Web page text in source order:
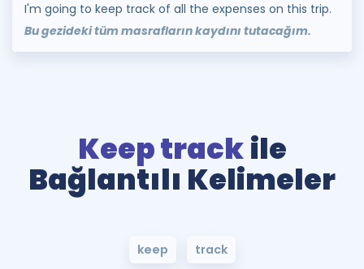
I'm going to keep track of all the expenses on this trip.
Bu gezideki tüm masrafların kaydını tutacağım.
Keep trackile
Bağlantılı Kelimeler
keep track